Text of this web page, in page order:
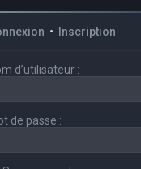
• Inscription
d’utilisateur :
de passe :